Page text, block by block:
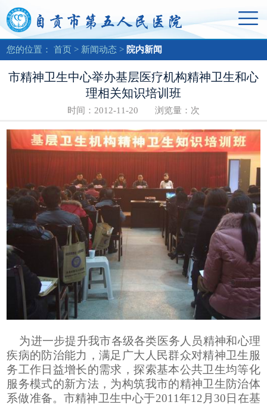
您的位置：首页 > 新闻动态 > 院内新闻
市精神卫生中心举办基层医疗机构精神卫生和心
理相关知识培训班
时间：2012-11-20 浏览量： 次
为进一步提升我市各级各类医务人员精神和心理
疾病的防治能力，满足广大人民群众对精神卫生服
务工作日益增长的需求，探索基本公共卫生均等化
服务模式的新方法，为构筑我市的精神卫生防治体
系做准备。市精神卫生中心于2011年12月30日在基